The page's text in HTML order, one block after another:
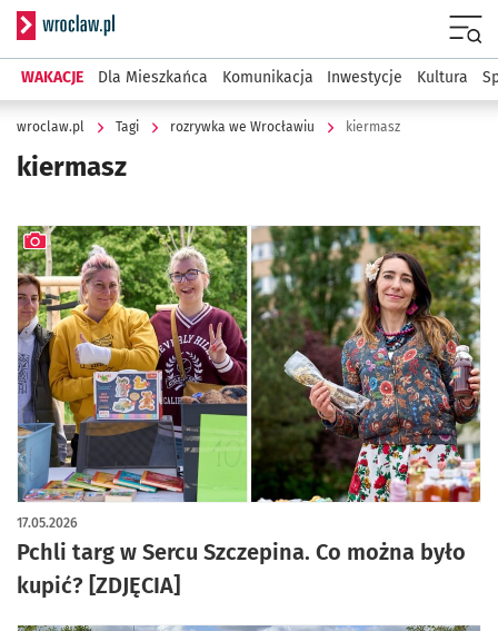
Serwis informacyjny wroclaw.pl
WAKACJE Dla Mieszkańca Komunikacja Inwestycje Kultura
wroclaw.pl Tagi rozrywka we Wrocławiu kiermasz
kiermasz
Pchli targ w Sercu Szczepina. Co można było
kupić? [ZDJĘCIA]
17.05.2026
artykuł z galerią zdjęć